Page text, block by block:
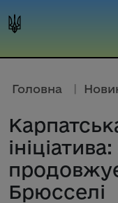
Головна |
Брюсселі